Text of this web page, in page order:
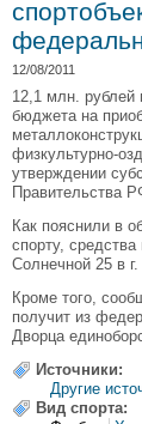
12/08/2011
12,1 млн. рублей
бюджета на
физкультурно-
утверждении
Правительства
Как пояснили в
спорту,
Солнечной 25 в г.
Кроме того,
получит из
Дворца
Источники:
Другие
Вид спорта: